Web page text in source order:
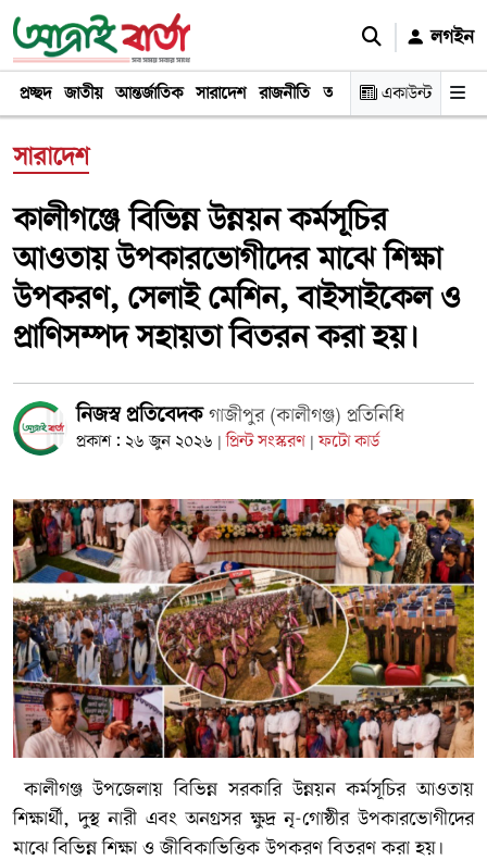
লগইন
প্রচ্ছদ জাতীয় আন্তর্জাতিক সারাদেশ রাজনীতি অর্থনীতি খেলা বিনোদন
একাউন্ট
সারাদেশ
কালীগঞ্জে বিভিন্ন উন্নয়ন কর্মসূচির
আওতায় উপকারভোগীদের মাঝে শিক্ষা
উপকরণ, সেলাই মেশিন, বাইসাইকেল ও
প্রাণিসম্পদ সহায়তা বিতরন করা হয়।
নিজস্ব প্রতিবেদকগাজীপুর (কালীগঞ্জ) প্রতিনিধি
প্রকাশ : ২৬ জুন ২০২৬ | প্রিন্ট সংস্করণ | ফটো কার্ড
কালীগঞ্জ উপজেলায় বিভিন্ন সরকারি উন্নয়ন কর্মসূচির আওতায়
শিক্ষার্থী, দুস্থ নারী এবং অনগ্রসর ক্ষুদ্র নৃ-গোষ্ঠীর উপকারভোগীদের
মাঝে বিভিন্ন শিক্ষা ও জীবিকাভিত্তিক উপকরণ বিতরণ করা হয়।